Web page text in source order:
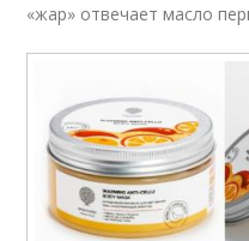
«жар» отвечает масло